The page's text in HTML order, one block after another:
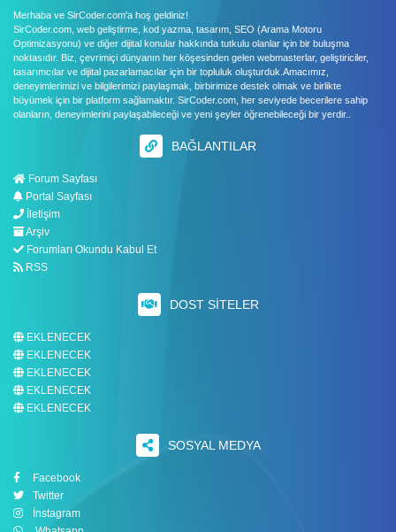
Merhaba ve SirCoder.com'a hoş geldiniz!
SirCoder.com, web geliştirme, kod yazma, tasarım, SEO (Arama Motoru
Optimizasyonu) ve diğer dijital konular hakkında tutkulu olanlar için bir buluşma
noktasıdır. Biz, çevrimiçi dünyanın her köşesinden gelen webmasterlar, geliştiriciler,
tasarımcılar ve dijital pazarlamacılar için bir topluluk oluşturduk.Amacımız,
deneyimlerimizi ve bilgilerimizi paylaşmak, birbirimize destek olmak ve birlikte
büyümek için bir platform sağlamaktır. SirCoder.com, her seviyede becerilere sahip
olanların, deneyimlerini paylaşabileceği ve yeni şeyler öğrenebileceği bir yerdir..
BAĞLANTILAR
Forum Sayfası
Portal Sayfası
İletişim
Arşiv
Forumları Okundu Kabul Et
RSS
DOST SITELER
EKLENECEK
EKLENECEK
EKLENECEK
EKLENECEK
EKLENECEK
SOSYAL MEDYA
Facebook
Twitter
İnstagram